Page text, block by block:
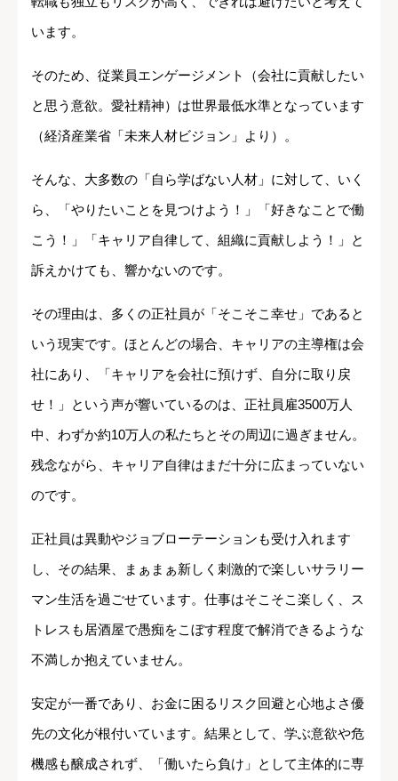
います。
そのため、従業員エンゲージメント（会社に貢献したい
と思う意欲。愛社精神）は世界最低水準となっています
（経済産業省「未来人材ビジョン」より）。
そんな、大多数の「自ら学ばない人材」に対して、いく
ら、「やりたいことを見つけよう！」「好きなことで働
こう！」「キャリア自律して、組織に貢献しよう！」と
訴えかけても、響かないのです。
その理由は、多くの正社員が「そこそこ幸せ」であると
いう現実です。ほとんどの場合、キャリアの主導権は会
社にあり、「キャリアを会社に預けず、自分に取り戻
せ！」という声が響いているのは、正社員雇3500万人
中、わずか約10万人の私たちとその周辺に過ぎません。
残念ながら、キャリア自律はまだ十分に広まっていない
のです。
正社員は異動やジョブローテーションも受け入れます
し、その結果、まぁまぁ新しく刺激的で楽しいサラリー
マン生活を過ごせています。仕事はそこそこ楽しく、ス
トレスも居酒屋で愚痴をこぼす程度で解消できるような
不満しか抱えていません。
安定が一番であり、お金に困るリスク回避と心地よさ優
先の文化が根付いています。結果として、学ぶ意欲や危
機感も醸成されず、「働いたら負け」として主体的に専